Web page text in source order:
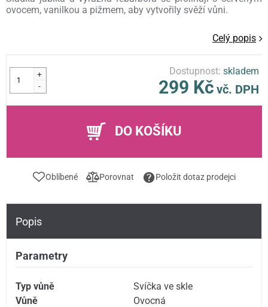
ovocem, vanilkou a pižmem, aby vytvořily svěží vůni.
Celý popis
+
-
Dostupnost:skladem
299 Kč vč. DPH
DO KOŠÍKU
Oblíbené Porovnat Položit dotaz prodejci
Popis
Parametry
Typ vůně
Svíčka ve skle
Vůně
Ovocná